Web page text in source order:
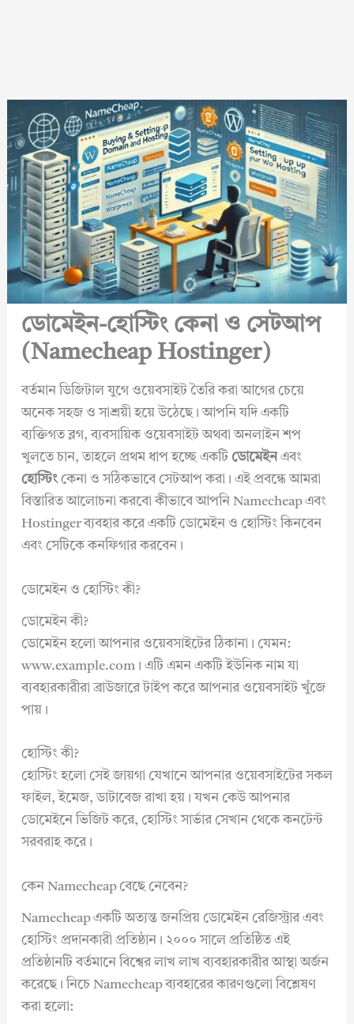
ডোমেইন-হোস্টিং কেনা ও সেটআপ
(Namecheap Hostinger)
বর্তমান ডিজিটাল যুগে ওয়েবসাইট তৈরি করা আগের চেয়ে
অনেক সহজ ও সাশ্রয়ী হয়ে উঠেছে। আপনি যদি একটি
ব্যক্তিগত ব্লগ, ব্যবসায়িক ওয়েবসাইট অথবা অনলাইন শপ
খুলতে চান, তাহলে প্রথম ধাপ হচ্ছে একটি ডোমেইনএবং
হোস্টিংকেনা ও সঠিকভাবে সেটআপ করা। এই প্রবন্ধে আমরা
বিস্তারিত আলোচনা করবো কীভাবে আপনি Namecheap এবং
Hostinger ব্যবহার করে একটি ডোমেইন ও হোস্টিং কিনবেন
এবং সেটিকে কনফিগার করবেন।
ডোমেইন ও হোস্টিং কী?
ডোমেইন কী?
ডোমেইন হলো আপনার ওয়েবসাইটের ঠিকানা। যেমন:
www.example.com। এটি এমন একটি ইউনিক নাম যা
ব্যবহারকারীরা ব্রাউজারে টাইপ করে আপনার ওয়েবসাইট খুঁজে
পায়।
হোস্টিং কী?
হোস্টিং হলো সেই জায়গা যেখানে আপনার ওয়েবসাইটের সকল
ফাইল, ইমেজ, ডাটাবেজ রাখা হয়। যখন কেউ আপনার
ডোমেইনে ভিজিট করে, হোস্টিং সার্ভার সেখান থেকে কনটেন্ট
সরবরাহ করে।
কেন Namecheap বেছে নেবেন?
Namecheap একটি অত্যন্ত জনপ্রিয় ডোমেইন রেজিস্ট্রার এবং
হোস্টিং প্রদানকারী প্রতিষ্ঠান। ২০০০ সালে প্রতিষ্ঠিত এই
প্রতিষ্ঠানটি বর্তমানে বিশ্বের লাখ লাখ ব্যবহারকারীর আস্থা অর্জন
করেছে। নিচে Namecheap ব্যবহারের কারণগুলো বিশ্লেষণ
করা হলো: